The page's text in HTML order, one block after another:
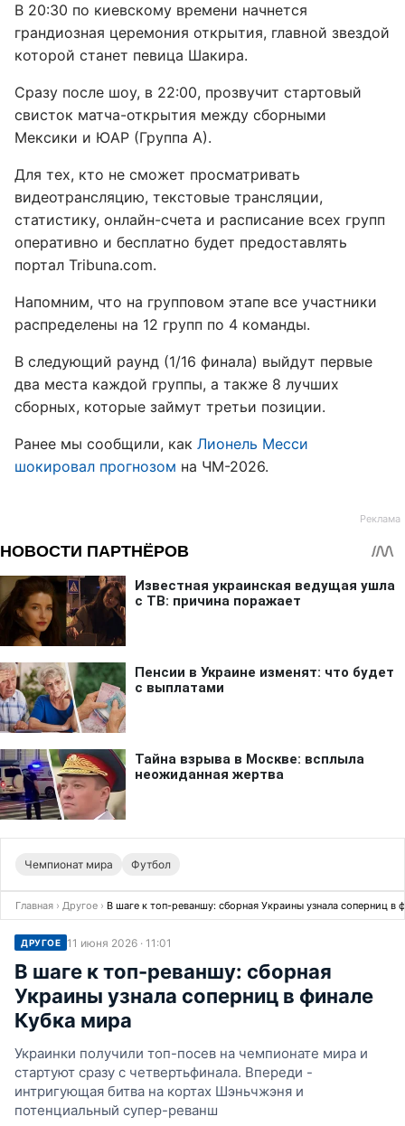
В 20:30 по киевскому времени начнется
грандиозная церемония открытия, главной звездой
которой станет певица Шакира.
Сразу после шоу, в 22:00, прозвучит стартовый
свисток матча-открытия между сборными
Мексики и ЮАР (Группа А).
Для тех, кто не сможет просматривать
видеотрансляцию, текстовые трансляции,
статистику, онлайн-счета и расписание всех групп
оперативно и бесплатно будет предоставлять
портал Tribuna.com.
Напомним, что на групповом этапе все участники
распределены на 12 групп по 4 команды.
В следующий раунд (1/16 финала) выйдут первые
два места каждой группы, а также 8 лучших
сборных, которые займут третьи позиции.
Ранее мы сообщили, как Лионель Месси
шокировал прогнозом на ЧМ-2026.
Чемпионат мира Футбол
Главная › Другое › В шаге к топ-реваншу: сборная Украины узнала соперниц в
ДРУГОЕ 11 июня 2026 · 11:01
В шаге к топ-реваншу: сборная
Украины узнала соперниц в финале
Кубка мира
Украинки получили топ-посев на чемпионате мира и
стартуют сразу с четвертьфинала. Впереди -
интригующая битва на кортах Шэньчжэня и
потенциальный супер-реванш